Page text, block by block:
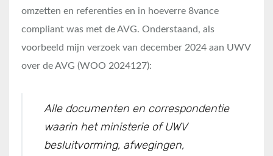
omzetten en referenties en in hoeverre 8vance
compliant was met de AVG. Onderstaand, als
voorbeeld mijn verzoek van december 2024 aan UWV
over de AVG (WOO 2024127):
Alle documenten en correspondentie
waarin het ministerie of UWV
besluitvorming, afwegingen,